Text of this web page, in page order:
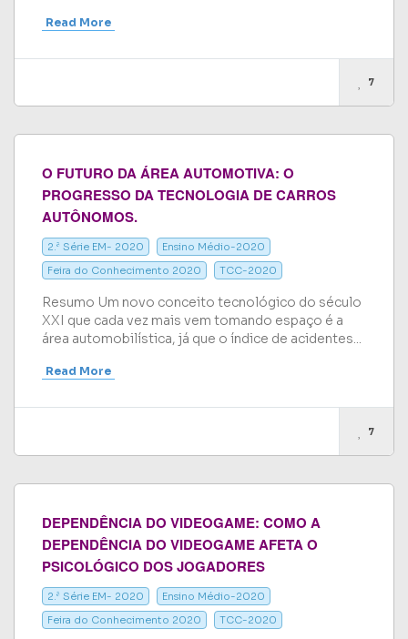
Read More
7
O FUTURO DA ÁREA AUTOMOTIVA: O
PROGRESSO DA TECNOLOGIA DE CARROS
AUTÔNOMOS.
2.ª Série EM- 2020
Ensino Médio-2020
Feira do Conhecimento 2020
TCC-2020
Resumo Um novo conceito tecnológico do século
XXI que cada vez mais vem tomando espaço é a
área automobilística, já que o índice de acidentes...
Read More
7
DEPENDÊNCIA DO VIDEOGAME: COMO A
DEPENDÊNCIA DO VIDEOGAME AFETA O
PSICOLÓGICO DOS JOGADORES
2.ª Série EM- 2020
Ensino Médio-2020
Feira do Conhecimento 2020
TCC-2020